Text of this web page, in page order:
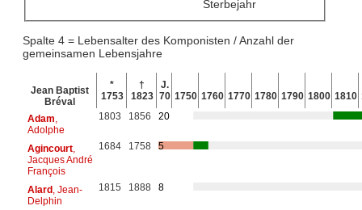
Sterbejahr
Spalte 4 = Lebensalter des Komponisten / Anzahl der
gemeinsamen Lebensjahre
Jean Baptist
Bréval
*
1753
†
1823
J.
70 1750 1760 1770 1780 1790 1800 1810
Adam
Adolphe
1803 1856 20
Agincourt,
Jacques André
François
1684 1758 5
Alard, Jean-
Delphin
1815 1888 8